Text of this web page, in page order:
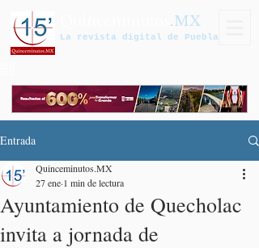
.MX
La revista digital de Puebla
Entrada
Ayuntamiento de Quecholac
invita a jornada de
Quinceminutos.MX
27 ene 1 min de lectura